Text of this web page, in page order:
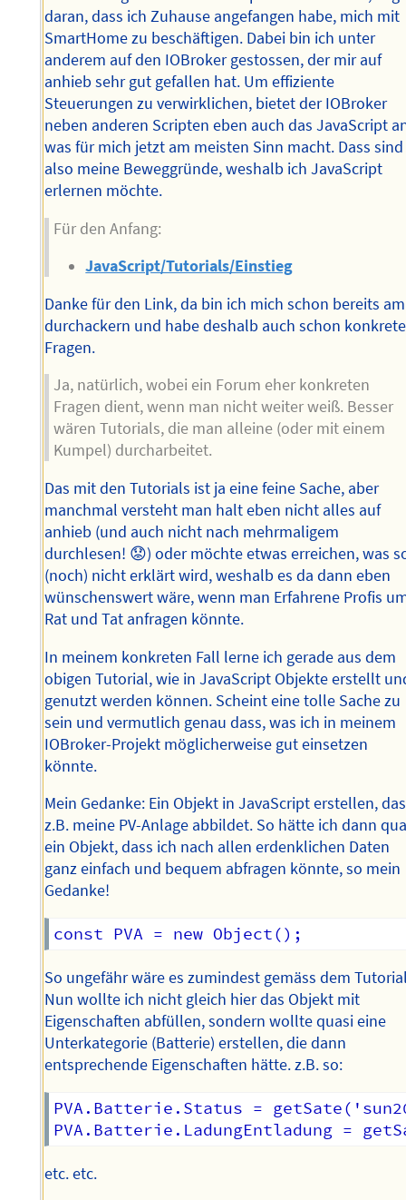
daran, dass ich Zuhause angefangen habe, mich mit
SmartHome zu beschäftigen. Dabei bin ich unter
anderem auf den IOBroker gestossen, der mir auf
anhieb sehr gut gefallen hat. Um effiziente
Steuerungen zu verwirklichen, bietet der IOBroker
neben anderen Scripten eben auch das JavaScript
was für mich jetzt am meisten Sinn macht. Dass sind
also meine Beweggründe, weshalb ich JavaScript
erlernen möchte.
Für den Anfang:
JavaScript/Tutorials/Einstieg
Danke für den Link, da bin ich mich schon bereits am
durchackern und habe deshalb auch schon konkrete
Fragen.
Ja, natürlich, wobei ein Forum eher konkreten
Fragen dient, wenn man nicht weiter weiß. Besser
wären Tutorials, die man alleine (oder mit einem
Kumpel) durcharbeitet.
Das mit den Tutorials ist ja eine feine Sache, aber
manchmal versteht man halt eben nicht alles auf
anhieb (und auch nicht nach mehrmaligem
durchlesen! 😟) oder möchte etwas erreichen, was
(noch) nicht erklärt wird, weshalb es da dann eben
wünschenswert wäre, wenn man Erfahrene Profis
Rat und Tat anfragen könnte.
In meinem konkreten Fall lerne ich gerade aus dem
obigen Tutorial, wie in JavaScript Objekte erstellt
genutzt werden können. Scheint eine tolle Sache zu
sein und vermutlich genau dass, was ich in meinem
IOBroker-Projekt möglicherweise gut einsetzen
könnte.
Mein Gedanke: Ein Objekt in JavaScript erstellen,
z.B. meine PV-Anlage abbildet. So hätte ich dann
ein Objekt, dass ich nach allen erdenklichen Daten
ganz einfach und bequem abfragen könnte, so mein
Gedanke!
So ungefähr wäre es zumindest gemäss dem
Nun wollte ich nicht gleich hier das Objekt mit
Eigenschaften abfüllen, sondern wollte quasi eine
Unterkategorie (Batterie) erstellen, die dann
entsprechende Eigenschaften hätte. z.B. so:
PVA.Batterie.Status =
etc. etc.